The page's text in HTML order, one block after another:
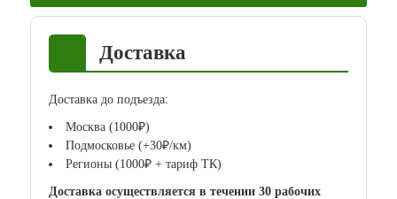
Доставка
Доставка до подъезда:
Москва (1000₽)
Подмосковье (+30₽/км)
Регионы (1000₽ + тариф ТК)
Доставка осуществляется в течении 30 рабочих